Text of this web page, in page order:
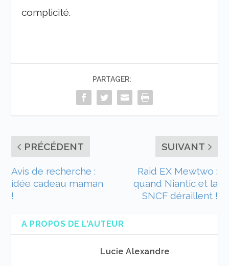
complicité.
PARTAGER:
PRÉCÉDENT
Avis de recherche :
idée cadeau maman
!
SUIVANT
Raid EX Mewtwo :
quand Niantic et la
SNCF déraillent !
A PROPOS DE L'AUTEUR
Lucie Alexandre